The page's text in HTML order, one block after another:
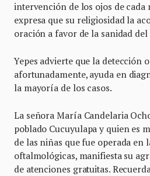
intervención de los ojos de cada
expresa que su religiosidad la
oración a favor de la sanidad
Yepes advierte que la detección
afortunadamente, ayuda en
la mayoría de los casos.
La señora María Candelaria
poblado Cucuyulapa y quien es
de las niñas que fue operada en
oftalmológicas, manifiesta su
de atenciones gratuitas.